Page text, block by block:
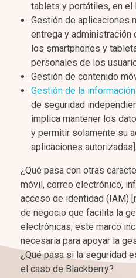
tablets y portátiles, en el
Gestión de aplicaciones
entrega y
los smartphones y
personales de los
Gestión de contenido
Gestión de la
de seguridad
implica mantener los
y permitir solamente su
aplicaciones autorizadas]
¿Qué pasa con otras
móvil, correo electrónico,
acceso de identidad (IAM)
de negocio que facilita la
electrónicas; este marco
necesaria para apoyar la
¿Qué pasa si la seguridad
el caso de Blackberry?